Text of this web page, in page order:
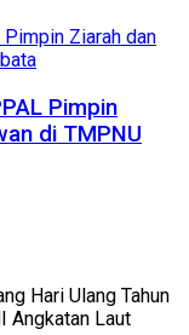
Pimpin
di TMPNU
Hari Ulang Tahun
Angkatan Laut